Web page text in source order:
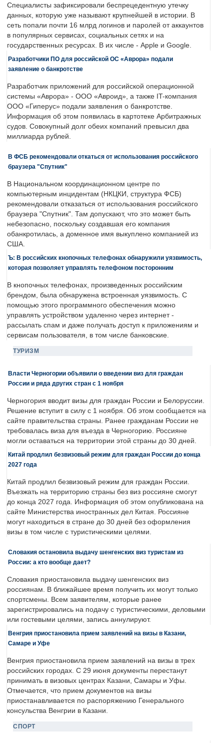
Специалисты зафиксировали беспрецедентную утечку
данных, которую уже называют крупнейшей в истории. В
сеть попали почти 16 млрд логинов и паролей от аккаунтов
в популярных сервисах, социальных сетях и на
государственных ресурсах. В их числе - Apple и Google.
Разработчики ПО для российской ОС «Аврора» подали
заявление о банкротстве
Разработчик приложений для российской операционной
системы «Аврора» - ООО «Авроид», а также IT-компания
ООО «Гиперус» подали заявления о банкротстве.
Информация об этом появилась в картотеке Арбитражных
судов. Совокупный долг обеих компаний превысил два
миллиарда рублей.
В ФСБ рекомендовали откаться от использования российского
браузера "Спутник"
В Национальном координационном центре по
компьютерным инцидентам (НКЦКИ, структура ФСБ)
рекомендовали отказаться от использования российского
браузера "Спутник". Там допускают, что это может быть
небезопасно, поскольку создавшая его компания
обанкротилась, а доменное имя выкуплено компанией из
США.
Ъ: В российских кнопочных телефонах обнаружили уязвимость,
которая позволяет управлять телефоном посторонним
В кнопочных телефонах, произведенных российским
брендом, была обнаружена встроенная уязвимость. С
помощью этого программного обеспечения можно
управлять устройством удаленно через интернет -
рассылать спам и даже получать доступ к приложениям и
сервисам пользователя, в том числе банковские.
ТУРИЗМ
Власти Черногории объявили о введении виз для граждан
России и ряда других стран с 1 ноября
Черногория вводит визы для граждан России и Белоруссии.
Решение вступит в силу с 1 ноября. Об этом сообщается на
сайте правительства страны. Ранее гражданам России не
требовалась виза для въезда в Черногорию. Россияне
могли оставаться на территории этой страны до 30 дней.
Китай продлил безвизовый режим для граждан России до конца
2027 года
Китай продлил безвизовый режим для граждан России.
Въезжать на территорию страны без виз россияне смогут
до конца 2027 года. Информация об этом опубликована на
сайте Министерства иностранных дел Китая. Россияне
могут находиться в стране до 30 дней без оформления
визы в том числе с туристическими целями.
Словакия остановила выдачу шенгенских виз туристам из
России: а кто вообще дает?
Словакия приостановила выдачу шенгенских виз
россиянам. В ближайшее время получить их могут только
спортсмены. Всем заявителям, которые ранее
зарегистрировались на подачу с туристическими, деловыми
или гостевыми целями, запись аннулируют.
Венгрия приостановила прием заявлений на визы в Казани,
Самаре и Уфе
Венгрия приостановила прием заявлений на визы в трех
российских городах. С 29 июня документы перестанут
принимать в визовых центрах Казани, Самары и Уфы.
Отмечается, что прием документов на визы
приостанавливается по распоряжению Генерального
консульства Венгрии в Казани.
СПОРТ